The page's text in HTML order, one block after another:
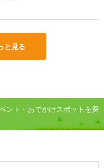
と見る
ント・おでかけスポットを探